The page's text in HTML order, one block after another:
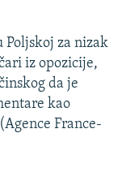
Poljskoj za nizak
iz opozicije,
da je
kao
France-